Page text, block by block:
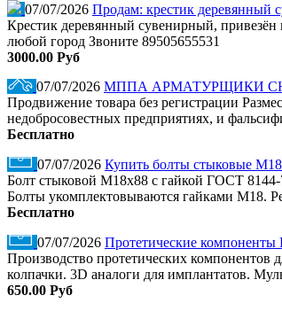
07/07/2026 Продам: крестик деревянный
Крестик деревянный сувенирный,
любой город Звоните 89505655531
3000.00 Руб
07/07/2026 МППА АРМАТУРЩИКИ
Продвижение товара без регистрации
недобросовестных предприятиях, и
Бесплатно
07/07/2026 Купить болты стыковые
Болт стыковой М18х88 с гайкой ГОСТ 8144-
Болты укомплектовываются гайками М18.
Бесплатно
07/07/2026 Протетические
Производство протетических
колпачки. 3D аналоги для имплантатов.
650.00 Руб